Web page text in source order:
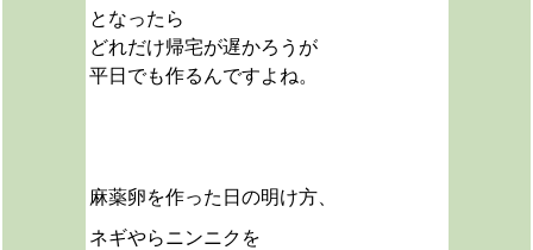
となったら
どれだけ帰宅が遅かろうが
平日でも作るんですよね。
麻薬卵を作った日の明け方、
ネギやらニンニクを